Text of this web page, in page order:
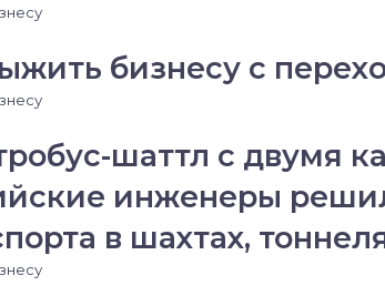
бизнесу с
шаттл с двумя
инженеры
в шахтах,